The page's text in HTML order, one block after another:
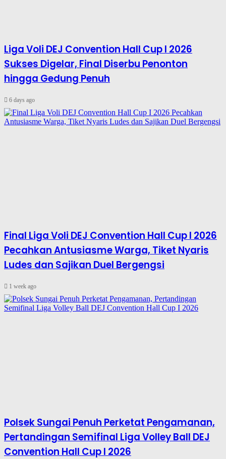
Liga Voli DEJ Convention Hall Cup I 2026
Sukses Digelar, Final Diserbu Penonton
hingga Gedung Penuh
6 days ago
Final Liga Voli DEJ Convention Hall Cup I 2026
Pecahkan Antusiasme Warga, Tiket Nyaris
Ludes dan Sajikan Duel Bergengsi
1 week ago
Polsek Sungai Penuh Perketat Pengamanan,
Pertandingan Semifinal Liga Volley Ball DEJ
Convention Hall Cup I 2026